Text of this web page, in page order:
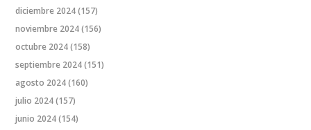
diciembre 2024(157)
noviembre 2024(156)
octubre 2024(158)
septiembre 2024(151)
agosto 2024(160)
julio 2024(157)
junio 2024(154)